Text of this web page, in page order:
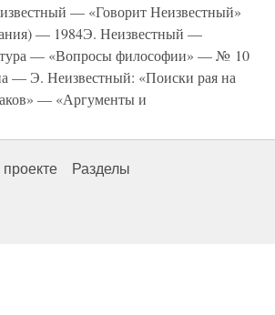
— «Говорит Неизвестный»
— 1984Э. Неизвестный —
— «Вопросы философии» — № 10
Э. Неизвестный: «Поиски рая на
— «Аргументы и
Разделы